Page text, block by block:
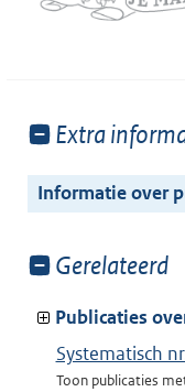
Toon
van:
Extra
Informatie over
Toon
van:
Gerelateerd
Publicaties
Systematisch
Toon publicaties